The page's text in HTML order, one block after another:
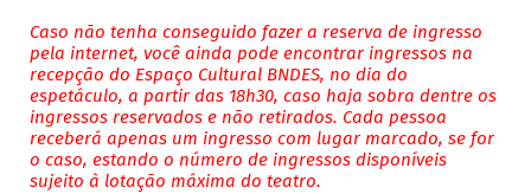
Caso não tenha conseguido fazer a reserva de ingresso
pela internet, você ainda pode encontrar ingressos na
recepção do Espaço Cultural BNDES, no dia do
espetáculo, a partir das 18h30, caso haja sobra dentre os
ingressos reservados e não retirados. Cada pessoa
receberá apenas um ingresso com lugar marcado, se for
o caso, estando o número de ingressos disponíveis
sujeito à lotação máxima do teatro.